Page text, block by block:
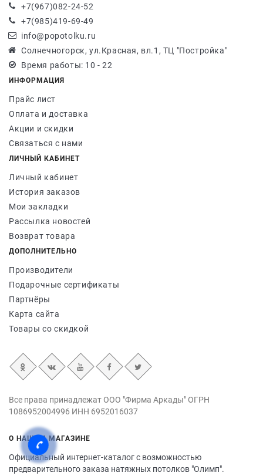
+7(967)082-24-52
+7(985)419-69-49
info@popotolku.ru
Солнечногорск, ул.Красная, вл.1, ТЦ "Постройка"
Время работы: 10 - 22
ИНФОРМАЦИЯ
Прайс лист
Оплата и доставка
Акции и скидки
Связаться с нами
ЛИЧНЫЙ КАБИНЕТ
Личный кабинет
История заказов
Мои закладки
Рассылка новостей
Возврат товара
ДОПОЛНИТЕЛЬНО
Производители
Подарочные сертификаты
Партнёры
Карта сайта
Товары со скидкой
Все права принадлежат ООО "Фирма Аркады" ОГРН
1086952004996 ИНН 6952016037
О НАШЕМ МАГАЗИНЕ
Официальный интернет-каталог с возможностью
предварительного заказа натяжных потолков "Олимп".